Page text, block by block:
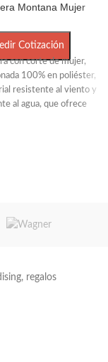
Montana Mujer
Cotización
con corte de mujer,
100% en poliéster,
resistente al viento y
al agua, que ofrece
con relleno térmico
protección para
exigentes.
regalos